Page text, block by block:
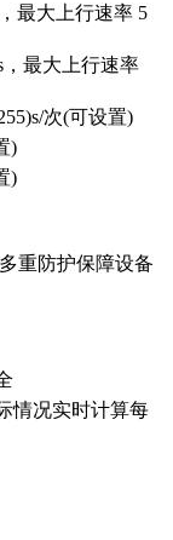
最大上行速率 5
最大上行速率
次(可设置)
)
)
重防护保障设备
情况实时计算每